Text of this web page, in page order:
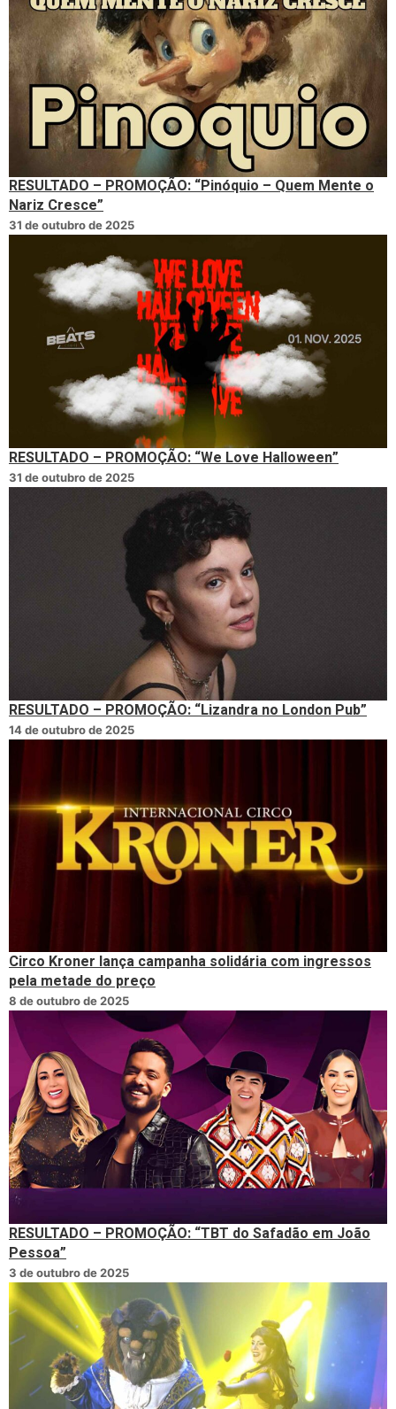
RESULTADO – PROMOÇÃO: “Pinóquio – Quem Mente o
Nariz Cresce”
31 de outubro de 2025
RESULTADO – PROMOÇÃO: “We Love Halloween”
31 de outubro de 2025
RESULTADO – PROMOÇÃO: “Lizandra no London Pub”
14 de outubro de 2025
Circo Kroner lança campanha solidária com ingressos
pela metade do preço
8 de outubro de 2025
RESULTADO – PROMOÇÃO: “TBT do Safadão em João
Pessoa”
3 de outubro de 2025